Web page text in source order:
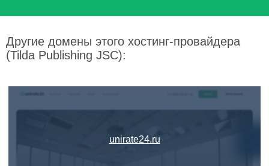
Другие домены этого хостинг-провайдера
(Tilda Publishing JSC):
unirate24.ru